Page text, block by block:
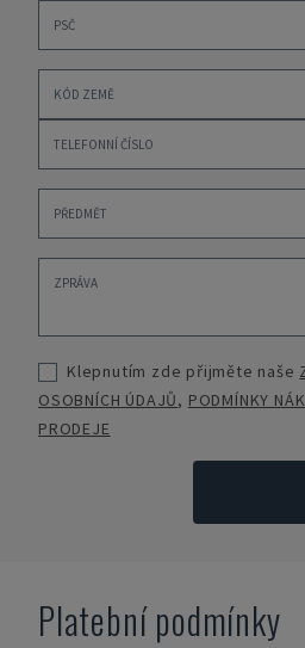
Klepnutím zde přijměte naše
OSOBNÍCH ÚDAJŮ, PODMÍNKY
PRODEJE
Platební podmínky